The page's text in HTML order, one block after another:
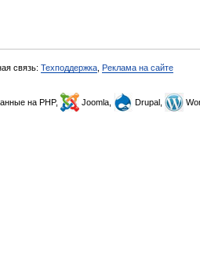
связь: Техподдержка Реклама на сайте
на PHP, Joomla, Drupal,